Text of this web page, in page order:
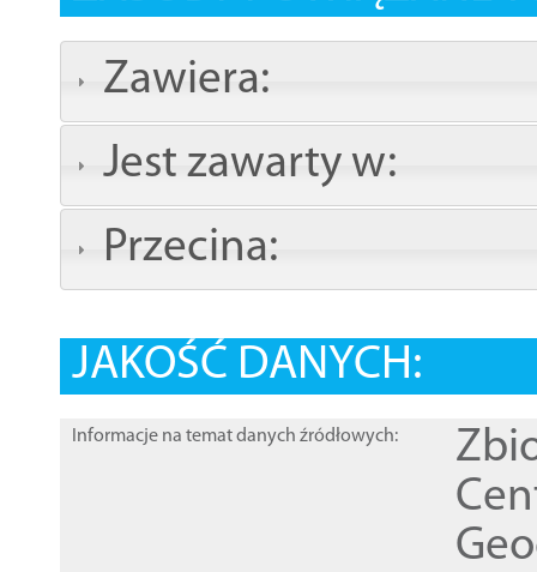
Zawiera:
Jest zawarty w:
Przecina:
JAKOŚĆ DANYCH:
Informacje na temat danych źródłowych: